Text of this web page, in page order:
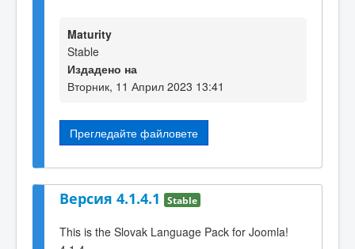
Maturity
Stable
Издадено на
Вторник, 11 Април 2023 13:41
Прегледайте файловете
Версия 4.1.4.1 Stable
This is the Slovak Language Pack for Joomla!